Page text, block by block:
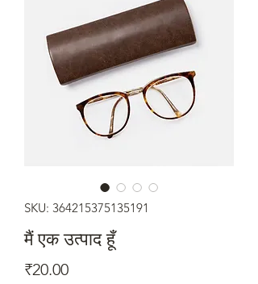
SKU: 364215375135191
मैं एक उत्पाद हूँ
₹20.00मूल्य